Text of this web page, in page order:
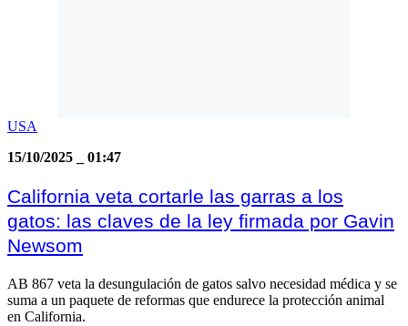
USA
15/10/2025
01:47
California veta cortarle las garras a los
gatos: las claves de la ley firmada por Gavin
Newsom
AB 867 veta la desungulación de gatos salvo necesidad médica y se
suma a un paquete de reformas que endurece la protección animal
en California.